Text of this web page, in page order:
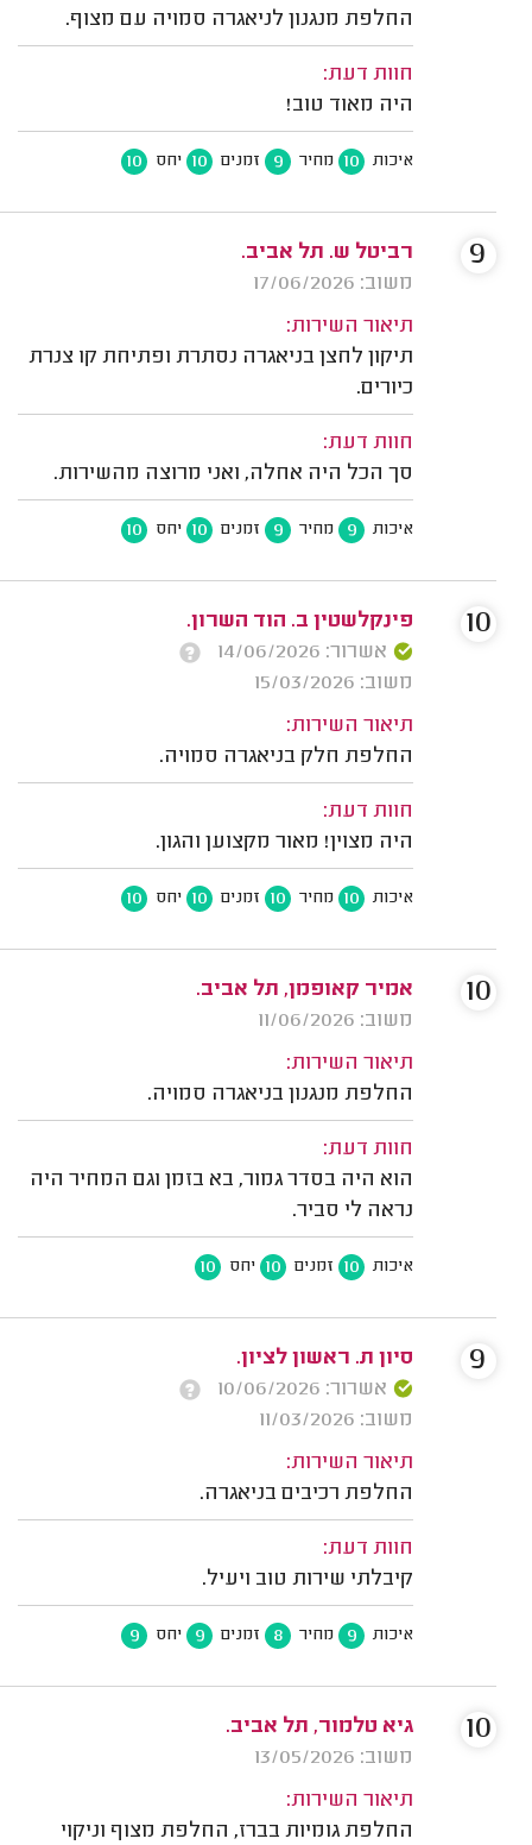
החלפת מנגנון לניאגרה סמויה עם מצוף.
חוות דעת:
היה מאוד טוב!
איכות 10 מחיר 9 זמנים 10 יחס 10
רביטל ש. תל אביב.
משוב: 17/06/2026
תיאור השירות:
תיקון לחצן בניאגרה נסתרת ופתיחת קו צנרת
כיורים.
חוות דעת:
סך הכל היה אחלה, ואני מרוצה מהשירות.
איכות 9 מחיר 9 זמנים 10 יחס 10
9
פינקלשטין ב. הוד השרון.
אשרור: 14/06/2026
משוב: 15/03/2026
תיאור השירות:
החלפת חלק בניאגרה סמויה.
חוות דעת:
היה מצוין! מאור מקצוען והגון.
איכות 10 מחיר 10 זמנים 10 יחס 10
10
אמיר קאופמן, תל אביב.
משוב: 11/06/2026
תיאור השירות:
החלפת מנגנון בניאגרה סמויה.
חוות דעת:
הוא היה בסדר גמור, בא בזמן וגם המחיר היה
נראה לי סביר.
איכות 10 זמנים 10 יחס 10
10
סיון ת. ראשון לציון.
אשרור: 10/06/2026
משוב: 11/03/2026
תיאור השירות:
החלפת רכיבים בניאגרה.
חוות דעת:
קיבלתי שירות טוב ויעיל.
איכות 9 מחיר 8 זמנים 9 יחס 9
9
גיא טלמור, תל אביב.
משוב: 13/05/2026
תיאור השירות:
החלפת גומיות בברז, החלפת מצוף וניקוי
10